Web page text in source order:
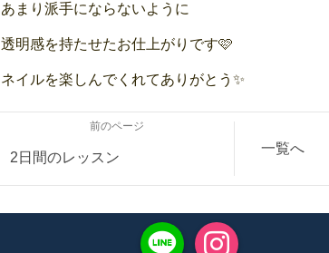
あまり派手にならないように
透明感を持たせたお仕上がりです🩷
ネイルを楽しんでくれてありがとう✨
前のページ
2日間のレッスン
一覧へ